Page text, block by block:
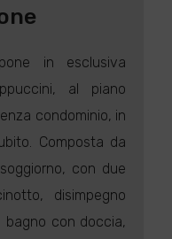
in esclusiva
al piano
condominio, in
Composta da
con due
disimpegno
bagno con doccia,